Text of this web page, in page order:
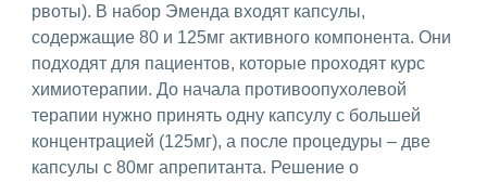
рвоты). В набор Эменда входят капсулы,
содержащие 80 и 125мг активного компонента. Они
подходят для пациентов, которые проходят курс
химиотерапии. До начала противоопухолевой
терапии нужно принять одну капсулу с большей
концентрацией (125мг), а после процедуры – две
капсулы с 80мг апрепитанта. Решение о